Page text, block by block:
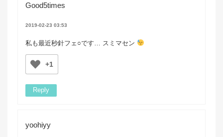
Good5times
2019-02-23 03:53
私も最近秒針フェ○です… スミマセン
+1
Reply
yoohiyy